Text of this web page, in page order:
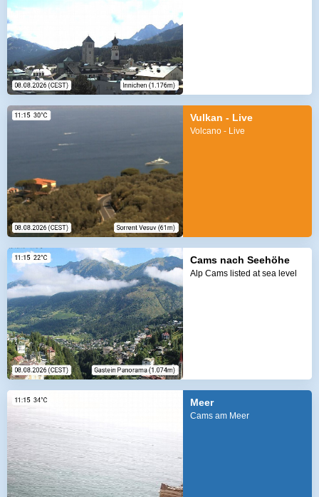
Vulkan - Live
Volcano - Live
Cams nach Seehöhe
Alp Cams listed at sea level
Meer
Cams am Meer